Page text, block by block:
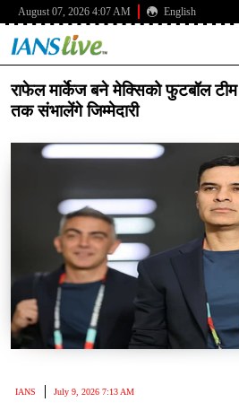
August 07, 2026 4:07 AM English
राफेल मार्केज बने मेक्सिको फुटबॉल
तक संभालेंगे जिम्मेदारी
IANS July 9, 2026 7:13 AM